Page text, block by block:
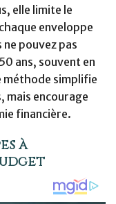
elle limite le
enveloppe
pouvez pas
ans, souvent en
méthode simplifie
mais encourage
financière.
à